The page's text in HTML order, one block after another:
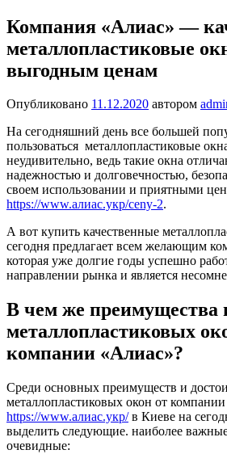
Компания «Алиас» —
металлопластиковые
выгодным ценам
Опубликовано 11.12.2020 автором
На сегодняшний день все большей
пользоваться металлопластиковые
неудивительно, ведь такие окна
надежностью и долговечностью,
своем использовании и приятными
https://www.алиас.укр/ceny-2.
А вот купить качественные
сегодня предлагает всем желающим
которая уже долгие годы успешно
направлении рынка и является
В чем же преимущества
металлопластиковых
компании «Алиас»?
Среди основных преимуществ и
металлопластиковых окон от
https://www.алиас.укр/в Киеве на
выделить следующие. наиболее
очевидные: